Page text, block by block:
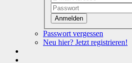
Anmelden
Passwort vergessen
Neu hier? Jetzt registrieren!